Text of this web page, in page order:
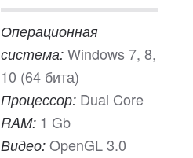
Операционная
система: Windows 7, 8,
10 (64 бита)
Процессор: Dual Core
RAM: 1 Gb
Видео: OpenGL 3.0